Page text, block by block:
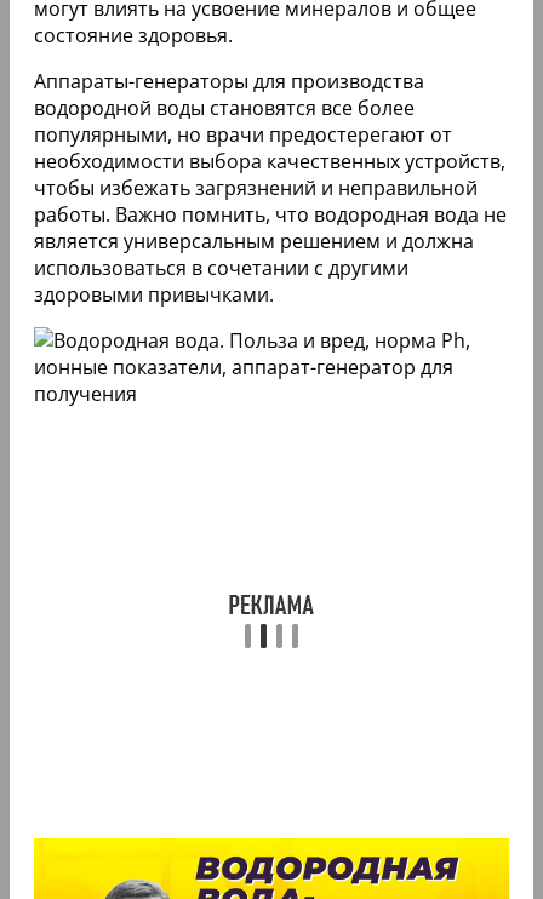
могут влиять на усвоение минералов и общее
состояние здоровья.
Аппараты-генераторы для производства
водородной воды становятся все более
популярными, но врачи предостерегают от
необходимости выбора качественных устройств,
чтобы избежать загрязнений и неправильной
работы. Важно помнить, что водородная вода не
является универсальным решением и должна
использоваться в сочетании с другими
здоровыми привычками.